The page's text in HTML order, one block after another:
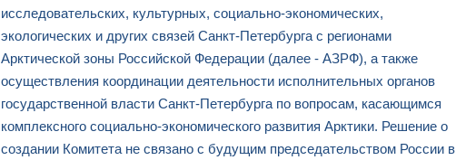
исследовательских, культурных, социально-экономических,
экологических и других связей Санкт-Петербурга с регионами
Арктической зоны Российской Федерации (далее - АЗРФ), а также
осуществления координации деятельности исполнительных органов
государственной власти Санкт-Петербурга по вопросам, касающимся
комплексного социально-экономического развития Арктики. Решение о
создании Комитета не связано с будущим председательством России в